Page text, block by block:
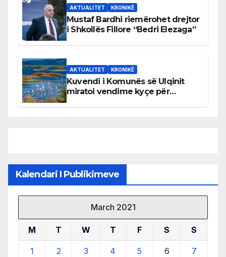
AKTUALITET KRONIKË
Mustaf Bardhi riemërohet drejtor
i Shkollës Fillore “Bedri Elezaga”
AKTUALITET KRONIKË
Kuvendi i Komunës së Ulqinit
miratoi vendime kyçe për
Kalendari I Publikimeve
March 2021
M T W T F S S
1 2 3 4 5 6 7